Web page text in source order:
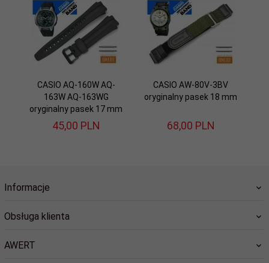
CASIO AQ-160W AQ-
163W AQ-163WG
oryginalny pasek 17 mm
45,00 PLN
CASIO AW-80V-3BV
oryginalny pasek 18 mm
68,00 PLN
Informacje
Obsługa klienta
AWERT